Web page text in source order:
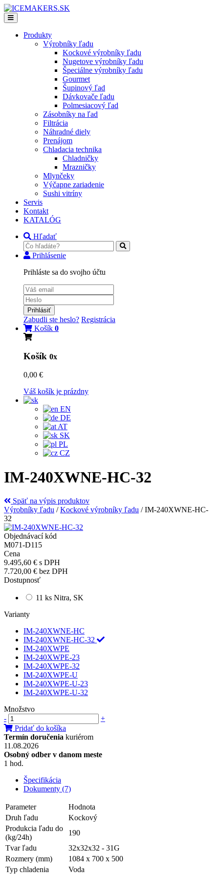
Produkty
Výrobníky ľadu
Kockové výrobníky ľadu
Nugetove výrobníky ľadu
Špeciálne výrobníky ľadu
Gourmet
Šupinový ľad
Dávkovače ľadu
Polmesiacový ľad
Zásobníky na ľad
Filtrácia
Náhradné diely
Prenájom
Chladacia technika
Chladničky
Mrazničky
Mlynčeky
Výčapne zariadenie
Sushi vitríny
Servis
Kontakt
KATALÓG
Hľadať
Prihlásenie
Prihláste sa do svojho účtu
Prihlásiť
Zabudli ste heslo? Registrácia
Košík 0
Košík 0x
0,00 €
Váš košík je prázdny
EN
DE
AT
SK
PL
CZ
IM-240XWNE-HC-32
Späť na výpis produktov
Výrobníky ľadu /Kockové výrobníky ľadu /IM-240XWNE-HC-
32
Objednávací kód
M071-D115
Cena
9.495,60 € s DPH
7.720,00 € bez DPH
Dostupnosť
11 ks Nitra, SK
Varianty
IM-240XWNE-HC
IM-240XWNE-HC-32
IM-240XWPE
IM-240XWPE-23
IM-240XWPE-32
IM-240XWPE-U
IM-240XWPE-U-23
IM-240XWPE-U-32
Množstvo
-
+
Pridať do košíka
Termín doručenia kuriérom
11.08.2026
Osobný odber v danom meste
1 hod.
Špecifikácia
Dokumenty (7)
Parameter
Hodnota
Druh ľadu
Kockový
Produkcia ľadu do
(kg/24h)
190
Tvar ľadu
32x32x32 - 31G
Rozmery (mm)
1084 x 700 x 500
Typ chladenia
Voda